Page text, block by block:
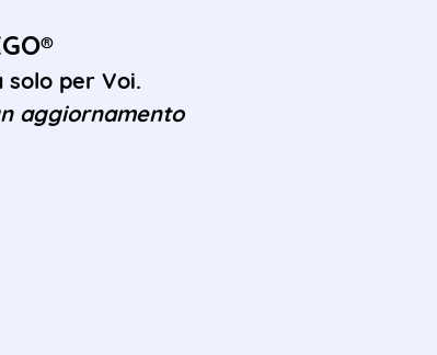
solo per Voi.
aggiornamento